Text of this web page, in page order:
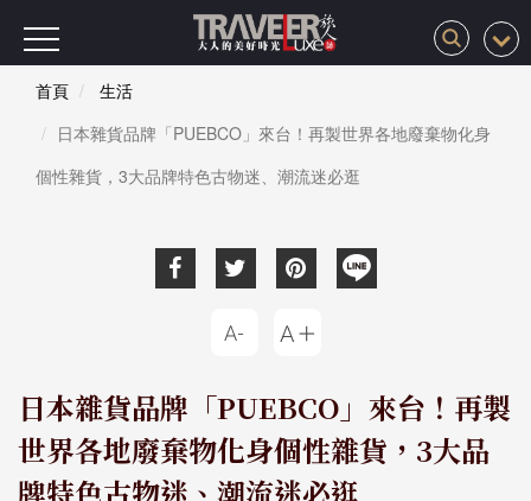
首頁
生活
日本雜貨品牌「PUEBCO」來台！再製世界各地廢棄物化身
個性雜貨，3大品牌特色古物迷、潮流迷必逛
日本雜貨品牌「PUEBCO」來台！再製
世界各地廢棄物化身個性雜貨，3大品
牌特色古物迷、潮流迷必逛